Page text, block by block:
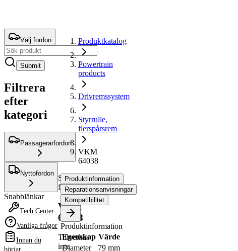
Välj fordon
Submit
Filtrera
efter
kategori
Passagerarfordon
Nyttofordon
Snabblänkar
Tech Center
Vanliga frågor
Innan du
börjar
Produktkatalog
Powertrain
products
Drivremssystem
Styrrulle,
flerspårsrem
VKM
64038
Styrrulle,
flerspårsrem
VKM
64038
Tillverkas
inte
Produktinformation
Reparationsanvisningar
Kompatibilitet
Produktinformation
Egenskap Värde
Diameter
79 mm